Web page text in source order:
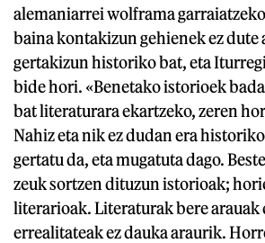
alemaniarrei wolframa
baina kontakizun gehienek ez
gertakizun historiko bat, eta
bide hori. «Benetako istorioek
bat literaturara ekartzeko, zeren
Nahiz eta nik ez dudan era
gertatu da, eta mugatuta dago.
zeuk sortzen dituzun istorioak;
literarioak. Literaturak bere arauak
errealitateak ez dauka araurik.